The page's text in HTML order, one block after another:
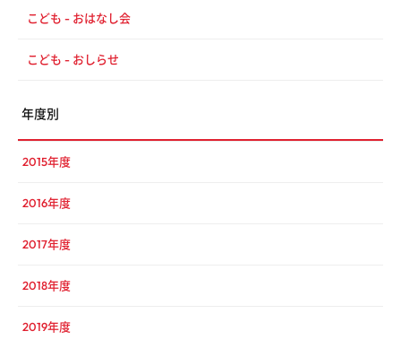
こども - おはなし会
こども - おしらせ
年度別
2015年度
2016年度
2017年度
2018年度
2019年度